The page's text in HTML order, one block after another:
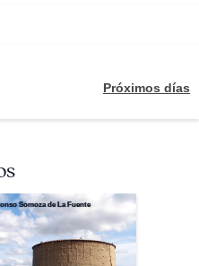
Próximos días
Somoza de La Fuente